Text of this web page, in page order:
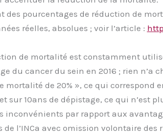
des pourcentages de réduction de
réelles, absolues ; voir l’article :
de mortalité est constamment
du cancer du sein en 2016 ; rien n’a
de 20% », ce qui correspond
sur 10ans de dépistage, ce qui n’est
inconvénients par rapport aux
l’INCa avec omission volontaire